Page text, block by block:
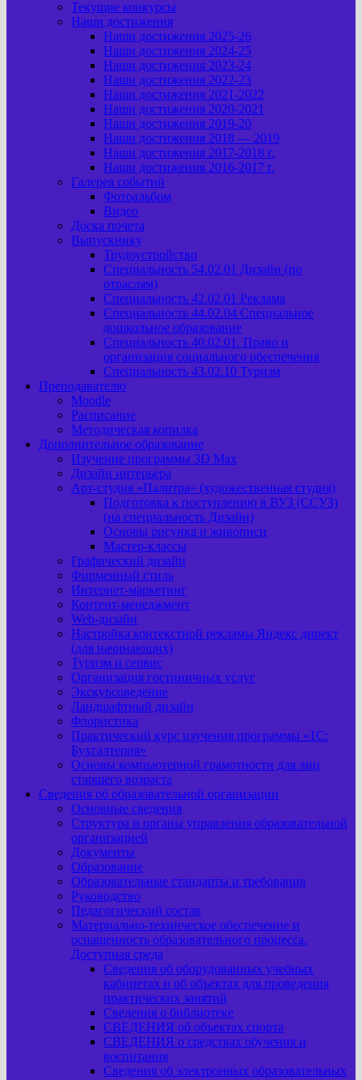
Текущие конкурсы
Наши достижения
Наши достижения 2025-26
Наши достижения 2024-25
Наши достижения 2023-24
Наши достижения 2022-23
Наши достижения 2021-2022
Наши достижения 2020-2021
Наши достижения 2019-20
Наши достижения 2018 — 2019
Наши достижения 2017-2018 г.
Наши достижения 2016-2017 г.
Галерея событий
Фотоальбом
Видео
Доска почета
Выпускнику
Трудоустройство
Специальность 54.02.01 Дизайн (по
отраслям)
Специальность 42.02.01 Реклама
Специальность 44.02.04 Специальное
дошкольное образование
Специальность 40.02.01. Право и
организация социального обеспечения
Специальность 43.02.10 Туризм
Преподавателю
Moodle
Расписание
Методическая копилка
Дополнительное образование
Изучение программы 3D Max
Дизайн интерьера
Арт-cтудия «Палитра» (художественная студия)
Подготовка к поступлению в ВУЗ (ССУЗ)
(на специальность Дизайн)
Основы рисунка и живописи
Мастер-классы
Графический дизайн
Фирменный стиль
Интернет-маркетинг
Контент-менеджмент
Web-дизайн
Настройка контекстной рекламы Яндекс директ
(для начинающих)
Туризм и сервис
Организация гостиничных услуг
Экскурсоведение
Ландшафтный дизайн
Флористика
Практический курс изучения программы «1С:
Бухгалтерия»
Основы компьютерной грамотности для лиц
старшего возраста
Сведения об образовательной организации
Основные сведения
Структура и органы управления образовательной
организацией
Документы
Образование
Образовательные стандарты и требования
Руководство
Педагогический состав
Материально-техническое обеспечение и
оснащенность образовательного процесса.
Доступная среда
Сведения об оборудованных учебных
кабинетах и об объектах для проведения
практических занятий
Сведения о библиотеке
СВЕДЕНИЯ об объектах спорта
СВЕДЕНИЯ о средствах обучения и
воспитания
Сведения об электронных образовательных